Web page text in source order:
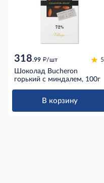
318.99 д/шт 5
Шоколад Bucheron
горький с миндалем, 100г
В корзину